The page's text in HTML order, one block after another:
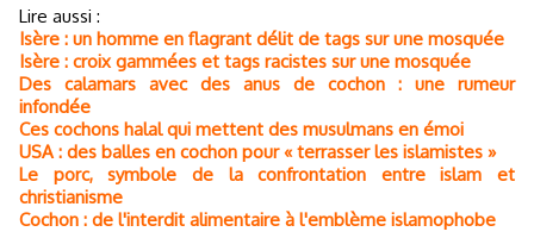
Lire aussi :
Isère : un homme en flagrant délit de tags sur une mosquée
Isère : croix gammées et tags racistes sur une mosquée
Des calamars avec des anus de cochon : une rumeur
infondée
Ces cochons halal qui mettent des musulmans en émoi
USA : des balles en cochon pour « terrasser les islamistes »
Le porc, symbole de la confrontation entre islam et
christianisme
Cochon : de l'interdit alimentaire à l'emblème islamophobe